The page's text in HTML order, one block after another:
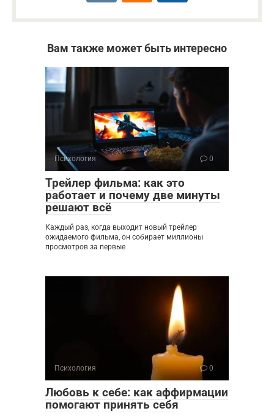
Вам также может быть интересно
Психология 0
Трейлер фильма: как это
работает и почему две минуты
решают всё
Каждый раз, когда выходит новый трейлер
ожидаемого фильма, он собирает миллионы
просмотров за первые
Психология 0
Любовь к себе: как аффирмации
помогают принять себя